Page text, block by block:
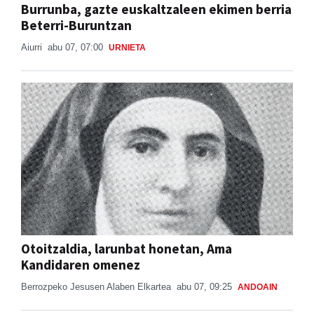
Burrunba, gazte euskaltzaleen ekimen berria
Beterri-Buruntzan
Aiurri abu 07, 07:00 URNIETA
Otoitzaldia, larunbat honetan, Ama
Kandidaren omenez
Berrozpeko Jesusen Alaben Elkartea abu 07, 09:25 ANDOAIN